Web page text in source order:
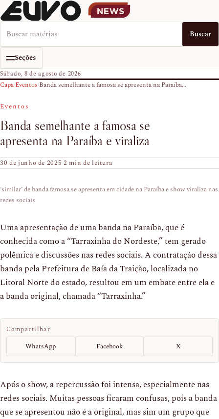
Buscar no EUVO News Buscar
Seções
Sábado, 8 de agosto de 2026
Capa›Eventos›Banda semelhante a famosa se apresenta na Paraíba...
Eventos
Banda semelhante a famosa se
apresenta na Paraíba e viraliza
30 de junho de 2025·2 min de leitura
‘similar’ de banda famosa se apresenta em cidade na Paraíba e show viraliza nas
redes sociais
Uma apresentação de uma banda na Paraíba, que é
conhecida como a “Tarraxinha do Nordeste,” tem gerado
polêmica e discussões nas redes sociais. A contratação dessa
banda pela Prefeitura de Baía da Traição, localizada no
Litoral Norte do estado, resultou em um embate entre ela e
a banda original, chamada “Tarraxinha.”
Compartilhar
WhatsApp Facebook X
Após o show, a repercussão foi intensa, especialmente nas
redes sociais. Muitas pessoas ficaram confusas, pois a banda
que se apresentou não é a original, mas sim um grupo que